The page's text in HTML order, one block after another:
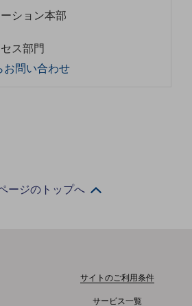
ション本部
ス部門
お問い合わせ
ージのトップへ
サイトのご利用条件
サービス一覧